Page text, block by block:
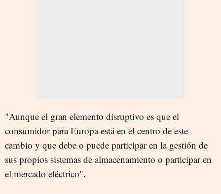
"Aunque el gran elemento disruptivo es que el
consumidor para Europa está en el centro de este
cambio y que debe o puede participar en la gestión de
sus propios sistemas de almacenamiento o participar en
el mercado eléctrico".